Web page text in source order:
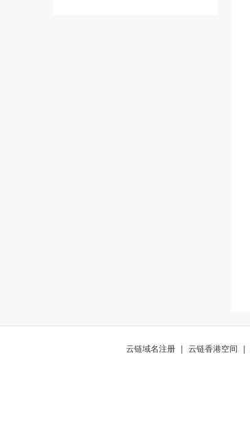
云链域名注册 | 云链香港空间 |